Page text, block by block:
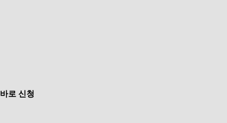
바로 신청